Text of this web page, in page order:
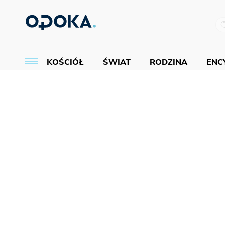
KOŚCIÓŁ ŚWIAT RODZINA